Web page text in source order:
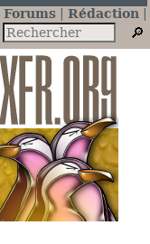
Forums
Rédaction